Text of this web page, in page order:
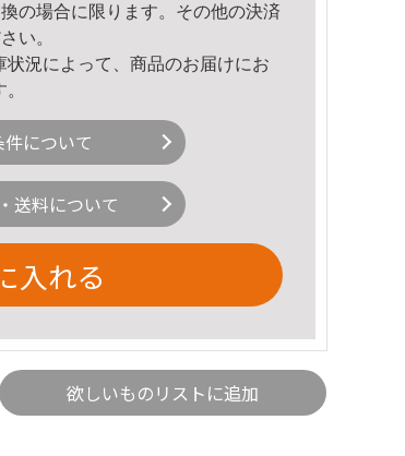
の場合に限ります。その他の決済
い。
況によって、商品のお届けにお
について
送料について
入れる
欲しいものリストに追加